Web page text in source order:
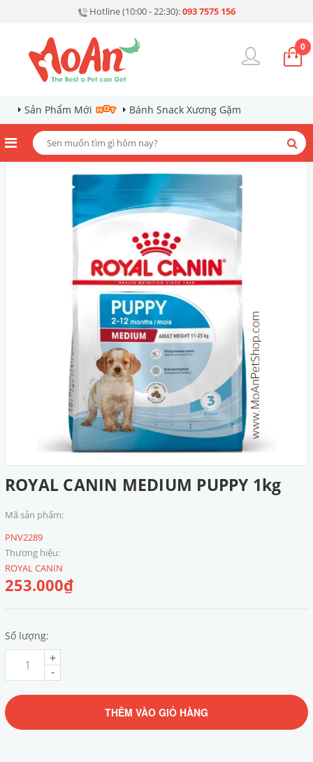
Hotline (10:00 - 22:30):093 7575 156
0
Sản Phẩm Mới Bánh Snack Xương Gặm
ROYAL CANIN MEDIUM PUPPY 1kg
Mã sản phẩm:
PNV2289
Thương hiệu:
ROYAL CANIN
253.000₫
Số lượng:
-
+
THÊM VÀO GIỎ HÀNG